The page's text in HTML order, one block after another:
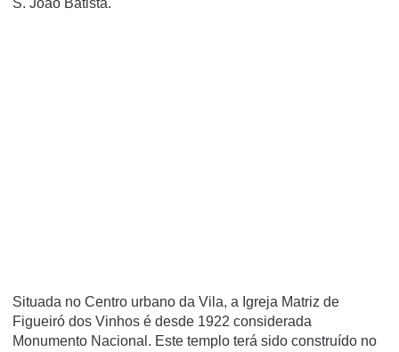
S. João Batista.
Situada no Centro urbano da Vila, a Igreja Matriz de
Figueiró dos Vinhos é desde 1922 considerada
Monumento Nacional. Este templo terá sido construí­do no